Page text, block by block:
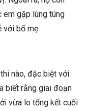
em gặp lúng túng
với bố mẹ.
nào, đặc biệt với
biết rằng giai đoạn
vừa lo tổng kết cuối